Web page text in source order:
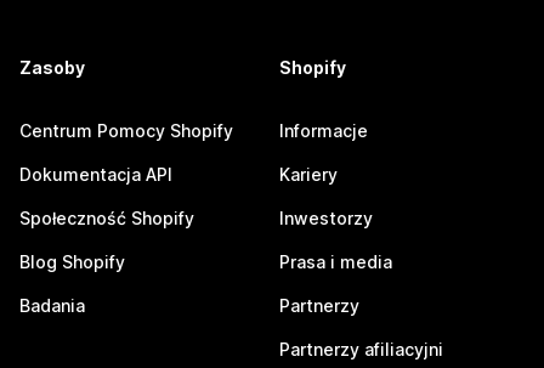
Zasoby
Centrum Pomocy Shopify
Dokumentacja API
Społeczność Shopify
Blog Shopify
Badania
Shopify
Informacje
Kariery
Inwestorzy
Prasa i media
Partnerzy
Partnerzy afiliacyjni